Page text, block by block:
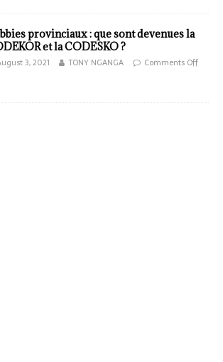
provinciaux : que sont devenues la
et la CODESKO ?
3, 2021 TONY NGANGA Comments Off